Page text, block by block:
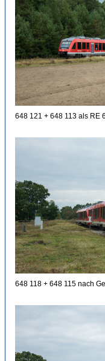
648 121 + 648 113 als RE
648 118 + 648 115 nach